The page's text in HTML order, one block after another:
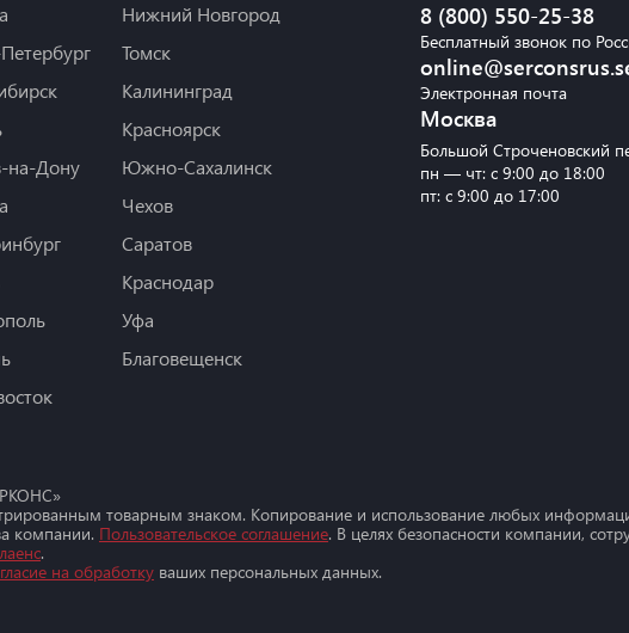
на-Дону
Нижний Новгород
Томск
Калининград
Красноярск
Южно-Сахалинск
Чехов
Саратов
Краснодар
Уфа
Благовещенск
8 (800) 550-25-38
Бесплатный звонок по
Электронная почта
Москва
Большой Строченовский
пн — чт: с 9:00 до 18:00
пт: с 9:00 до 17:00
товарным знаком. Копирование и использование любых
компании. Пользовательское соглашение. В целях безопасности компании,
.
на обработку ваших персональных данных.